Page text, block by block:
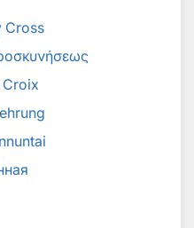
Cross
Croix